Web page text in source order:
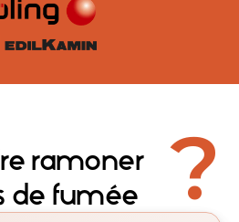
ramoner
de fumée
?